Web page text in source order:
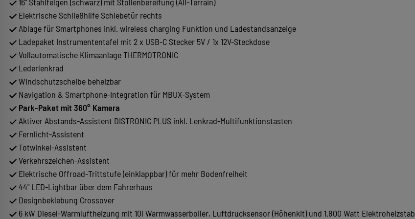
Elektrische Schließhilfe Schiebetür rechts
Ablage für Smartphones inkl. wireless charging Funktion und Ladestandsanzeige
Ladepaket Instrumententafel mit 2 x USB-C Stecker 5V / 1x 12V-Steckdose
Vollautomatische Klimaanlage THERMOTRONIC
Lederlenkrad
Windschutzscheibe beheizbar
Navigation & Smartphone-Integration für MBUX-System
Park-Paket mit 360° Kamera
Aktiver Abstands-Assistent DISTRONIC PLUS inkl. Lenkrad-Multifunktionstasten
Fernlicht-Assistent
Totwinkel-Assistent
Verkehrszeichen-Assistent
Elektrische Offroad-Trittstufe (einklappbar) für mehr Bodenfreiheit
44" LED-Lightbar über dem Fahrerhaus
Designbeklebung Crossover
6 kW Diesel-Warmluftheizung mit 10l Warmwasserboiler, Luftdrucksensor (Höhenkit) und 1.800 Watt Elektroheizstab